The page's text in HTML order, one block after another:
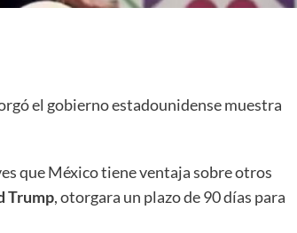
el gobierno estadounidense muestra
que México tiene ventaja sobre otros
Trump, otorgara un plazo de 90 días para